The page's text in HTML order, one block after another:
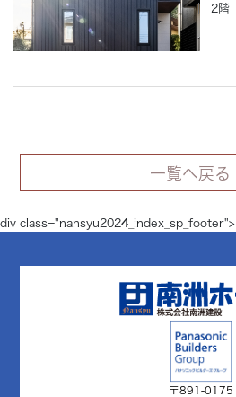
2階
一覧へ戻る
div class="nansyu2024_index_sp_footer">
〒891-0175